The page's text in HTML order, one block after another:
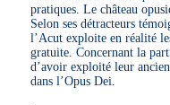
pratiques. Le château
Selon ses détracteurs
l’Acut exploite en réalité
gratuite. Concernant la
d’avoir exploité leur
dans l’Opus Dei.